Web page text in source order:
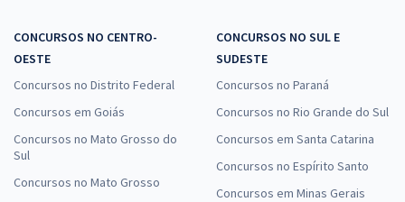
CONCURSOS NO CENTRO-
OESTE
Concursos no Distrito Federal
Concursos em Goiás
Concursos no Mato Grosso do
Sul
Concursos no Mato Grosso
CONCURSOS NO SUL E
SUDESTE
Concursos no Paraná
Concursos no Rio Grande do Sul
Concursos em Santa Catarina
Concursos no Espírito Santo
Concursos em Minas Gerais